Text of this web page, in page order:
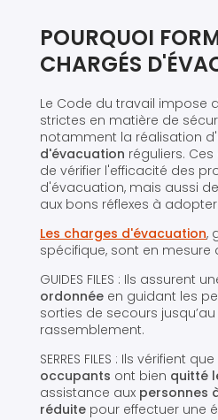
POURQUOI
CHARGÉS
Le Code du travail impose
strictes en matière de
notamment la réalisation d'
d'évacuation réguliers.
de vérifier l'efficacité des
d'évacuation, mais aussi
aux bons réflexes à
Les charges d'évacuation,
spécifique, sont en mesure
GUIDES FILES : Ils assurent
ordonnée en guidant les
sorties de secours
rassemblement.
SERRES FILES : Ils vérifient que
occupants ont bien quitté
assistance aux personnes
réduite pour effectuer une